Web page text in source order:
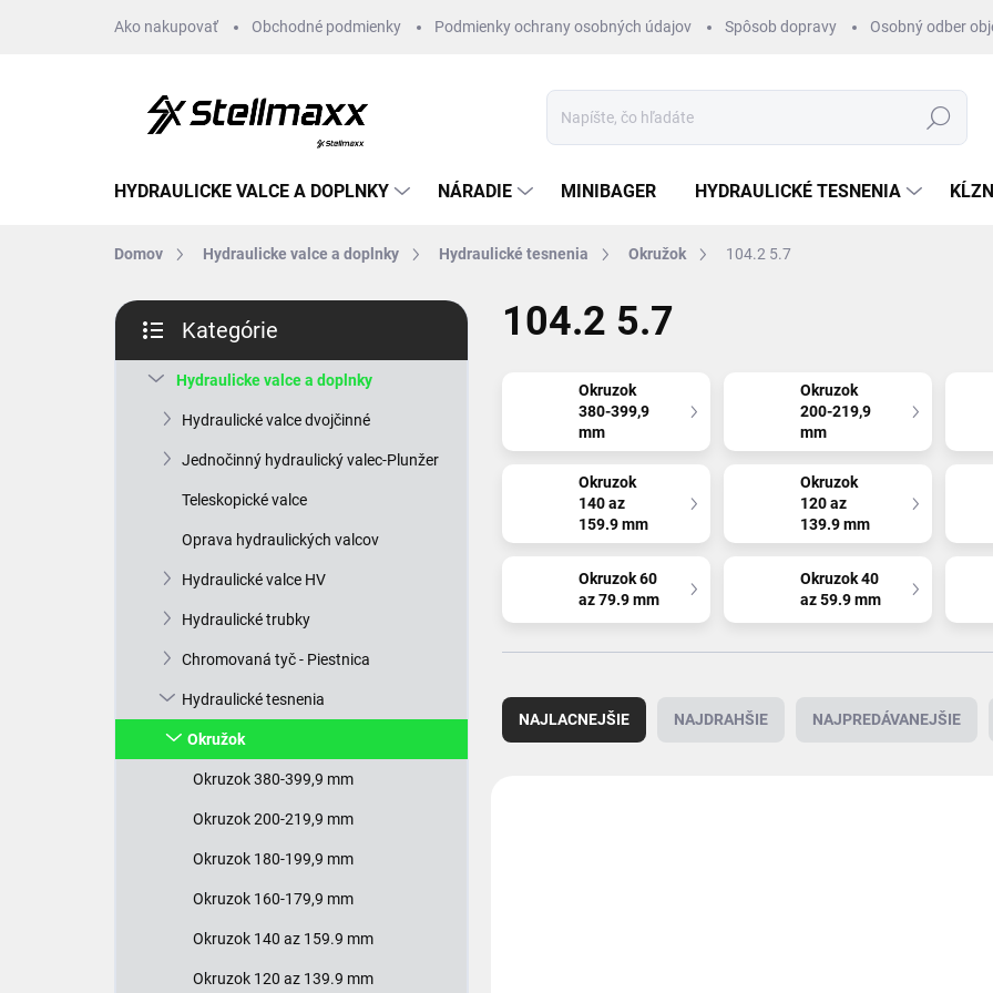
Ako nakupovať Obchodné podmienky Podmienky ochrany osobných údajov Spôsob dopravy Osobný odber
Hľadať
HYDRAULICKE VALCE A DOPLNKY NÁRADIE MINIBAGER HYDRAULICKÉ TESNENIA
Domov Hydraulicke valce a doplnky Hydraulické tesnenia Okružok 104.2 5.7
B
č
kategórie
Kategórie
Hydraulicke valce a doplnky
Hydraulické valce dvojčinné
Jednočinný hydraulický valec-Plunžer
Teleskopické valce
Oprava hydraulických valcov
Hydraulické valce HV
Hydraulické trubky
Chromovaná tyč - Piestnica
Hydraulické tesnenia
Okružok
Okruzok 380-399,9 mm
Okruzok 200-219,9 mm
Okruzok 180-199,9 mm
Okruzok 160-179,9 mm
Okruzok 140 az 159.9 mm
Okruzok 120 az 139.9 mm
104.2 5.7
Okruzok
380-399,9
mm
Okruzok
200-219,9
mm
Okruzok
140 az
159.9 mm
Okruzok
120 az
139.9 mm
Okruzok 60
az 79.9 mm
Okruzok 40
az 59.9 mm
a
d
NAJLACNEJŠIE NAJDRAHŠIE NAJPREDÁVANEJŠIE